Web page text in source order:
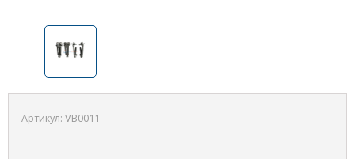
Артикул: VB0011